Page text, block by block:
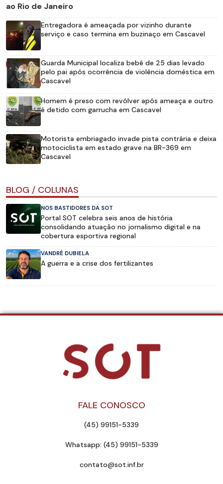
ao Rio de Janeiro
Entregadora é ameaçada por vizinho durante
serviço e caso termina em buzinaço em Cascavel
Guarda Municipal localiza bebê de 25 dias levado
pelo pai após ocorrência de violência doméstica em
Cascavel
Homem é preso com revólver após ameaça e outro
é detido com garrucha em Cascavel
Motorista embriagado invade pista contrária e deixa
motociclista em estado grave na BR-369 em
Cascavel
BLOG / COLUNAS
NOS BASTIDORES DA SOT
Portal SOT celebra seis anos de história
consolidando atuação no jornalismo digital e na
cobertura esportiva regional
VANDRÉ DUBIELA
A guerra e a crise dos fertilizantes
FALE CONOSCO
(45) 99151-5339
Whatsapp: (45) 99151-5339
contato@sot.inf.br